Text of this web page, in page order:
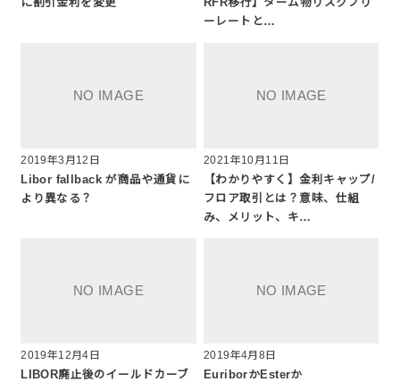
に割引金利を変更
RFR移行】ターム物リスクフリ
ーレートと…
2019年3月12日
Libor fallback が商品や通貨に
より異なる？
2021年10月11日
【わかりやすく】金利キャップ/
フロア取引とは？意味、仕組
み、メリット、キ…
2019年12月4日
LIBOR廃止後のイールドカーブ
2019年4月8日
EuriborかEsterか